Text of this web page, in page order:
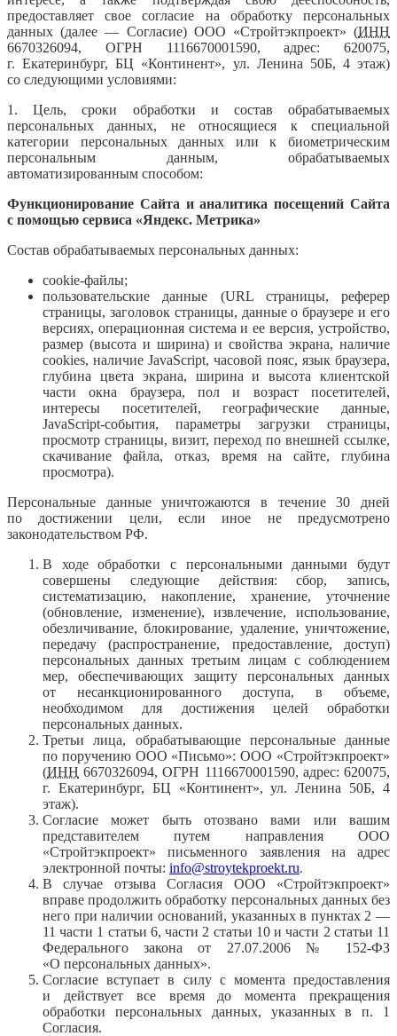
предоставляет свое согласие на обработку персональных
данных (далее — Согласие) ООО «Стройтэкпроект» (ИНН
6670326094, ОГРН 1116670001590, адрес: 620075,
г. Екатеринбург, БЦ «Континент», ул. Ленина 50Б, 4 этаж)
со следующими условиями:
1. Цель, сроки обработки и состав обрабатываемых
персональных данных, не относящиеся к специальной
категории персональных данных или к биометрическим
персональным данным, обрабатываемых
автоматизированным способом:
Функционирование Сайта и аналитика посещений Сайта
с помощью сервиса «Яндекс. Метрика»
Состав обрабатываемых персональных данных:
cookie-файлы;
пользовательские данные (URL страницы, реферер
страницы, заголовок страницы, данные о браузере и его
версиях, операционная система и ее версия, устройство,
размер (высота и ширина) и свойства экрана, наличие
сookies, наличие JavaScript, часовой пояс, язык браузера,
глубина цвета экрана, ширина и высота клиентской
части окна браузера, пол и возраст посетителей,
интересы посетителей, географические данные,
JavaScript-события, параметры загрузки страницы,
просмотр страницы, визит, переход по внешней ссылке,
скачивание файла, отказ, время на сайте, глубина
просмотра).
Персональные данные уничтожаются в течение 30 дней
по достижении цели, если иное не предусмотрено
законодательством РФ.
В ходе обработки с персональными данными будут
совершены следующие действия: сбор, запись,
систематизацию, накопление, хранение, уточнение
(обновление, изменение), извлечение, использование,
обезличивание, блокирование, удаление, уничтожение,
передачу (распространение, предоставление, доступ)
персональных данных третьим лицам с соблюдением
мер, обеспечивающих защиту персональных данных
от несанкционированного доступа, в объеме,
необходимом для достижения целей обработки
персональных данных.
Третьи лица, обрабатывающие персональные данные
по поручению ООО «Письмо»: ООО «Стройтэкпроект»
(ИНН 6670326094, ОГРН 1116670001590, адрес: 620075,
г. Екатеринбург, БЦ «Континент», ул. Ленина 50Б, 4
этаж).
Согласие может быть отозвано вами или вашим
представителем путем направления ООО
«Стройтэкпроект» письменного заявления на адрес
электронной почты: info@stroytekproekt.ru.
В случае отзыва Согласия ООО «Стройтэкпроект»
вправе продолжить обработку персональных данных без
него при наличии оснований, указанных в пунктах 2 —
11 части 1 статьи 6, части 2 статьи 10 и части 2 статьи 11
Федерального закона от 27.07.2006 № 152-ФЗ
«О персональных данных».
Согласие вступает в силу с момента предоставления
и действует все время до момента прекращения
обработки персональных данных, указанных в п. 1
Согласия.